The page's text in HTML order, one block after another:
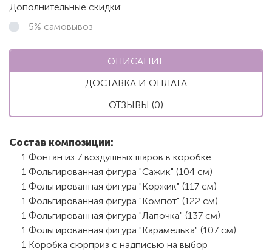
Дополнительные скидки:
-5% самовывоз
ОПИСАНИЕ
ДОСТАВКА И ОПЛАТА
ОТЗЫВЫ (0)
Состав композиции:
1 Фонтан из 7 воздушных шаров в коробке
1 Фольгированная фигура "Сажик" (104 см)
1 Фольгированная фигура "Коржик" (117 см)
1 Фольгированная фигура "Компот" (122 см)
1 Фольгированная фигура "Лапочка" (137 см)
1 Фольгированная фигура "Карамелька" (107 см)
1 Коробка сюрприз с надписью на выбор